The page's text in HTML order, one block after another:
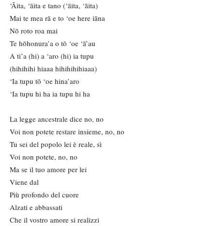
‘Āita, ‘āita e tano (‘āita, ‘āita)
Mai te mea rā e to ‘oe here iāna
Nō roto roa mai
Te hōhonura’a o tō ‘oe ‘ā’au
A ti’a (hi) a ‘aro (hi) ia tupu
(hihihihi hiaaa hihihihihiaaa)
‘Ia tupu tō ‘oe hina’aro
‘Ia tupu hi ha ia tupu hi ha
La legge ancestrale dice no, no
Voi non potete restare insieme, no, no
Tu sei del popolo lei è reale, sì
Voi non potete, no, no
Ma se il tuo amore per lei
Viene dal
Più profondo del cuore
Alzati e abbassati
Che il vostro amore si realizzi